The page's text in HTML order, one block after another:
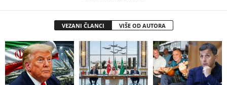
VEZANI ČLANCI VIŠE OD AUTORA